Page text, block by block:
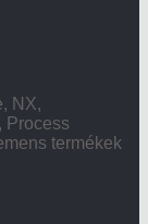
NX,
Process
termékek